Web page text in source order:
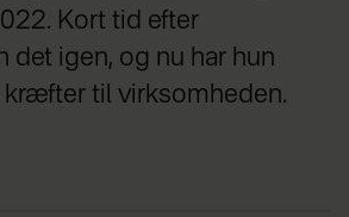
Kort tid efter
det igen, og nu har hun
kræfter til virksomheden.